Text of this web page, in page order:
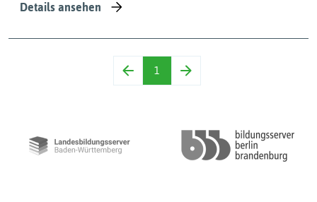
Details ansehen
1